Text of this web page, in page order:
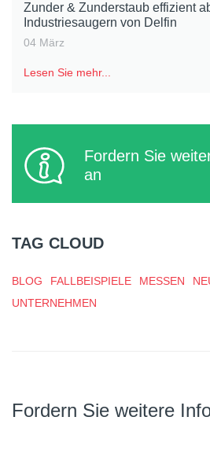
Zunder & Zunderstaub effizient
Industriesaugern von Delfin
04 März
Lesen Sie mehr...
Fordern Sie
an
TAG CLOUD
BLOG FALLBEISPIELE MESSEN
UNTERNEHMEN
Fordern Sie weitere